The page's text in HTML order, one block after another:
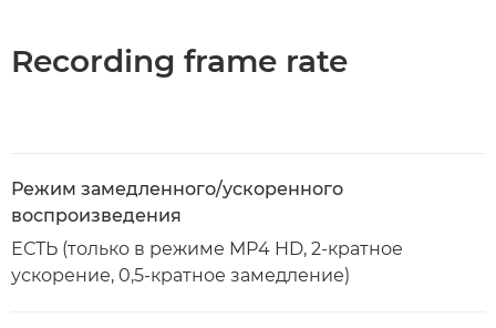
Recording frame rate
Режим замедленного/ускоренного
воспроизведения
ЕСТЬ (только в режиме MP4 HD, 2-кратное
ускорение, 0,5-кратное замедление)